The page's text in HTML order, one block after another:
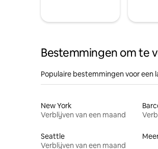
Bestemmingen om te
Populaire bestemmingen voor een
New York
Verblijven van een maand
Seattle
Verblijven van een maand